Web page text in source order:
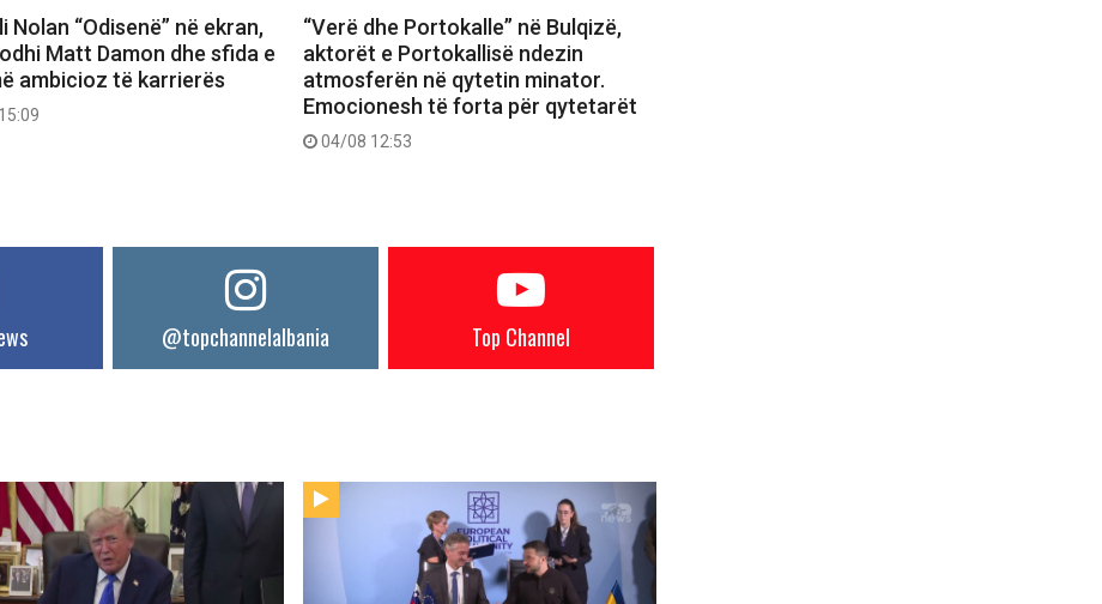
Nolan “Odisenë” në ekran,
Matt Damon dhe sfida e
ambicioz të karrierës
“Verë dhe Portokalle” në Bulqizë,
aktorët e Portokallisë ndezin
atmosferën në qytetin minator.
Emocionesh të forta për qytetarët
04/08 12:53
@topchannelalbania Top Channel